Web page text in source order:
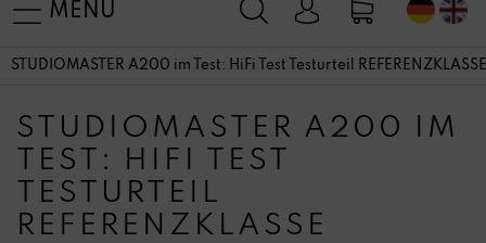
MENÜ
STUDIOMASTER A200 im Test: HiFi Test Testurteil REFERENZKLASSE
STUDIOMASTER A200 IM
TEST: HIFI TEST
TESTURTEIL
REFERENZKLASSE